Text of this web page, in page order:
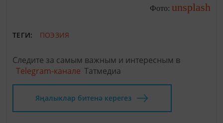
Фото: unsplash
ТЕГИ: ПОЭЗИЯ
Следите за самым важным и интересным в
Telegram-канале Татмедиа
Яңалыклар битенә керегез